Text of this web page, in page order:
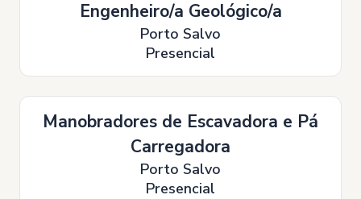
Engenheiro/a Geológico/a
Porto Salvo
Presencial
Manobradores de Escavadora e Pá
Carregadora
Porto Salvo
Presencial